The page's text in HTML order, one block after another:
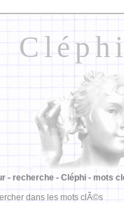
- recherche - Cléphi - mots
dans les mots clÃ©s